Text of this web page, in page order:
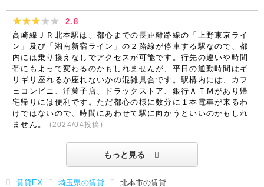
2.8
高崎線ＪＲ北本駅は、都心までの長距離路線の「上野東京ライ
ン」及び「湘南新宿ライン」の２路線が停車する駅なので、都
内には乗り換えなしでアクセスが可能です。行先の違いや時間
帯にもよって変わるのかもしれませんが、平日の通勤時間はギ
リギリ座れるか座れないかの混雑具合です。駅構内には、カフ
ェコンビニ、洋菓子店、ドラックストア、銀行ＡＴＭがあり帰
宅帰りには便利です。ただ都心の様に数分に１本電車が来るわ
けではないので、時間にあわせて駅に向かうといいのかもしれ
ません。
(2024/04投稿)
もっと見る
賃貸EX 埼玉県の賃貸 北本市の賃貸